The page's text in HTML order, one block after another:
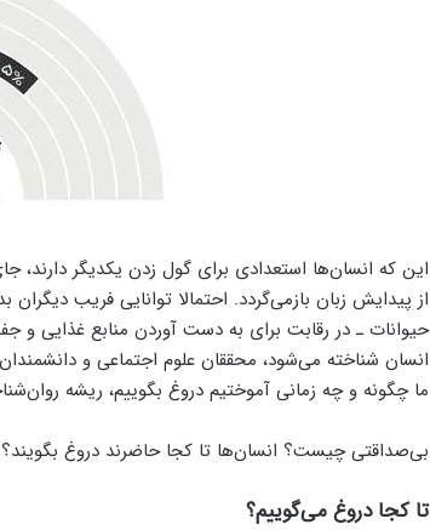
این که انسان‌ها استعدادی برای گول زدن یکدیگر
از پیدایش زبان بازمی‌گردد. احتمالا توانایی فریب
حیوانات ـ در رقابت برای به دست آوردن منابع غذایی و
انسان شناخته می‌شود، محققان علوم اجتماعی و
ما چگونه و چه زمانی آموختیم دروغ بگوییم، ریشه
بی‌صداقتی چیست؟ انسان‌ها تا کجا حاضرند دروغ بگویند؟
تا کجا دروغ می‌گوییم؟